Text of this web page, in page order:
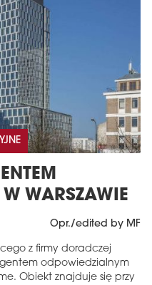
WARSZAWIE
Opr./edited by MF
z firmy doradczej
odpowiedzialnym
Obiekt znajduje się przy